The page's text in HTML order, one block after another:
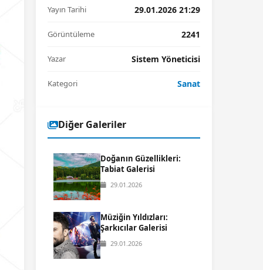
Yayın Tarihi 29.01.2026 21:29
Görüntüleme 2241
Yazar Sistem Yöneticisi
Kategori Sanat
Diğer Galeriler
Doğanın Güzellikleri:
Tabiat Galerisi
29.01.2026
Müziğin Yıldızları:
Şarkıcılar Galerisi
29.01.2026